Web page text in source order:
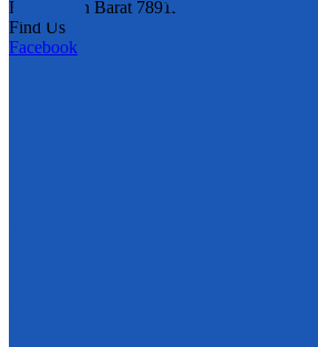
Kalimantan Barat 78912
Find Us
Facebook